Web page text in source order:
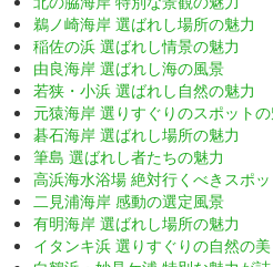
鵜ノ崎海岸 選ばれし場所の魅力
稲佐の浜 選ばれし情景の魅力
由良海岸 選ばれし海の風景
若狭・小浜 選ばれし自然の魅力
元猿海岸 選りすぐりのスポット
碁石海岸 選ばれし場所の魅力
筆島 選ばれし者たちの魅力
高浜海水浴場 絶対行くべきスポ
二見浦海岸 感動の選定風景
有明海岸 選ばれし場所の魅力
イタンキ浜 選りすぐりの自然の美